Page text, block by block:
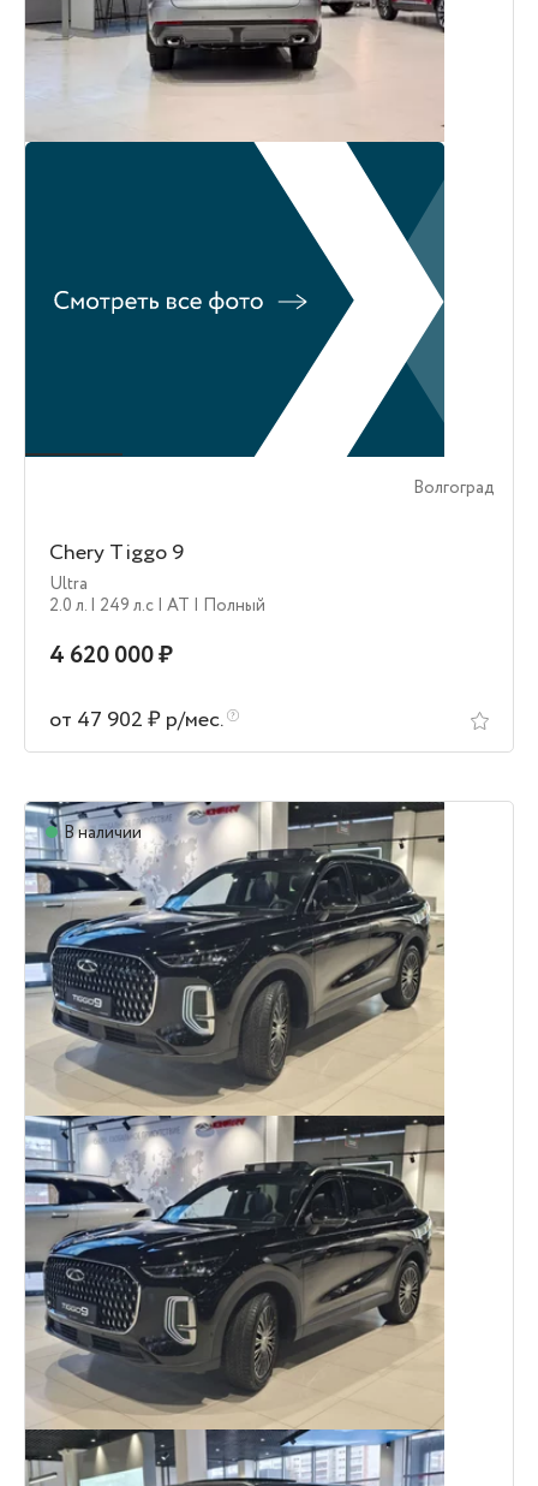
Волгоград
Chery Tiggo 9
Ultra
2.0 л. | 249 л.c | AT | Полный
4 620 000 ₽
от 47 902 ₽ р/мес.
В наличии